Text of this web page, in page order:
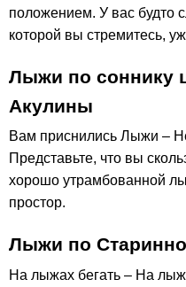
положением. У вас будто
которой вы стремитесь,
Лыжи по соннику
Акулины
Вам приснились Лыжи –
Представьте, что вы
хорошо утрамбованной
простор.
Лыжи по
На лыжах бегать – На